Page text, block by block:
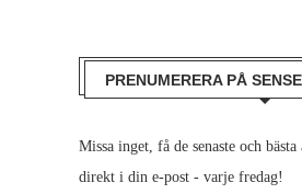
PRENUMERERA PÅ
Missa inget, få de senaste och
direkt i din e-post - varje fredag!